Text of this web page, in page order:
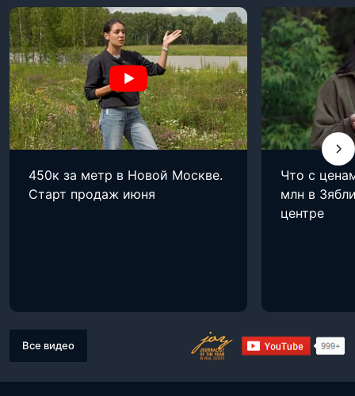
450к за метр в Новой Москве.
Старт продаж июня
Что с
млн в
центре
Все видео